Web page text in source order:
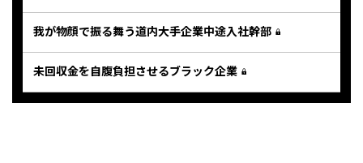
我が物顔で振る舞う道内大手企業中途入社幹部
未回収金を自腹負担させるブラック企業